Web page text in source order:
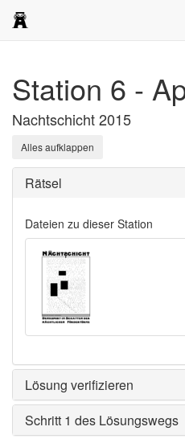
Station 6 -
Nachtschicht 2015
Alles aufklappen
Rätsel
Dateien zu dieser Station
Lösung verifizieren
Schritt 1 des Lösungswegs